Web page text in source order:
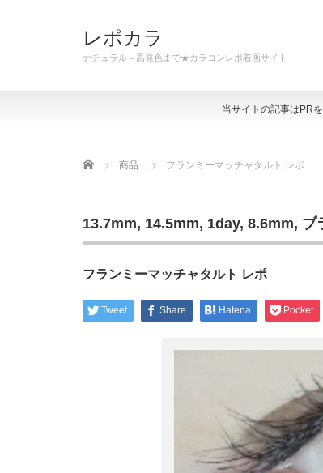
レポカラ
ナチュラル～高発色まで★カラコンレポ着画サイト
当サイトの記事はPR
Home 商品 フランミーマッチャタルト レポ
13.7mm, 14.5mm, 1day, 8.6mm, ブ
フランミーマッチャタルト レポ
Tweet Share Hatena Pocket